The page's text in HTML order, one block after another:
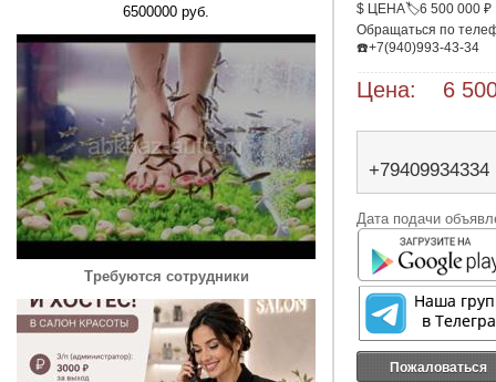
6500000 руб.
Требуются сотрудники
$ ЦЕНА🏷️6 500 000 ₽
Обращаться по
☎️+7(940)993-43-34
Цена: 6 500
+79409934334
Дата подачи
Пожаловаться